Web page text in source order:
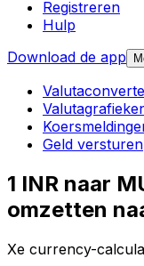
Registreren
Hulp
Download de app
Geld versturen
1 INR naar
omzetten
Xe currency-